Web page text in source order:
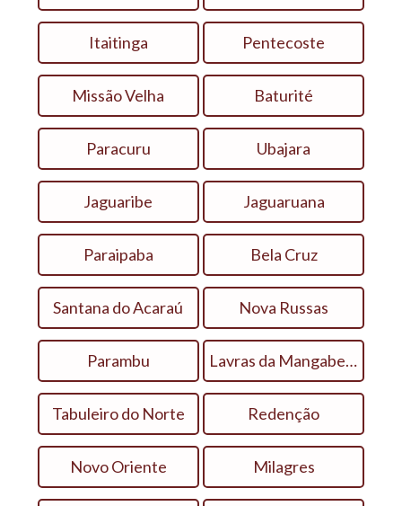
Itaitinga Pentecoste
Missão Velha Baturité
Paracuru Ubajara
Jaguaribe Jaguaruana
Paraipaba Bela Cruz
Santana do Acaraú Nova Russas
Parambu Lavras da Mangabeira
Tabuleiro do Norte Redenção
Novo Oriente Milagres